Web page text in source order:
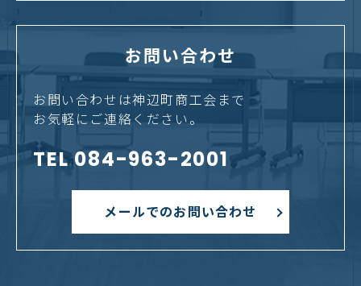
お問い合わせ
お問い合わせは神辺町商工会まで
お気軽にご連絡ください。
TEL 084-963-2001
メールでのお問い合わせ